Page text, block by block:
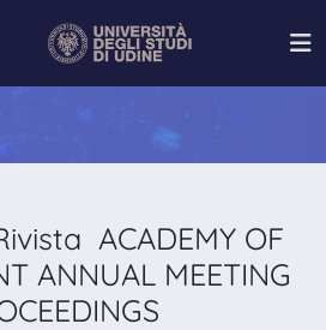
ACADEMY OF
ANNUAL MEETING